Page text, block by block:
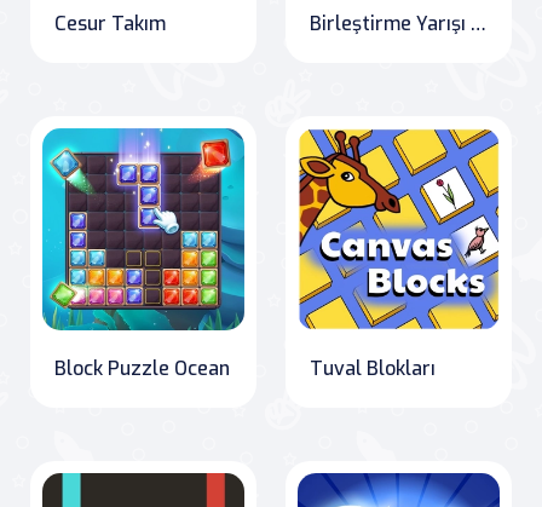
Cesur Takım Birleştirme Yarışı 3D
Block Puzzle Ocean Tuval Blokları